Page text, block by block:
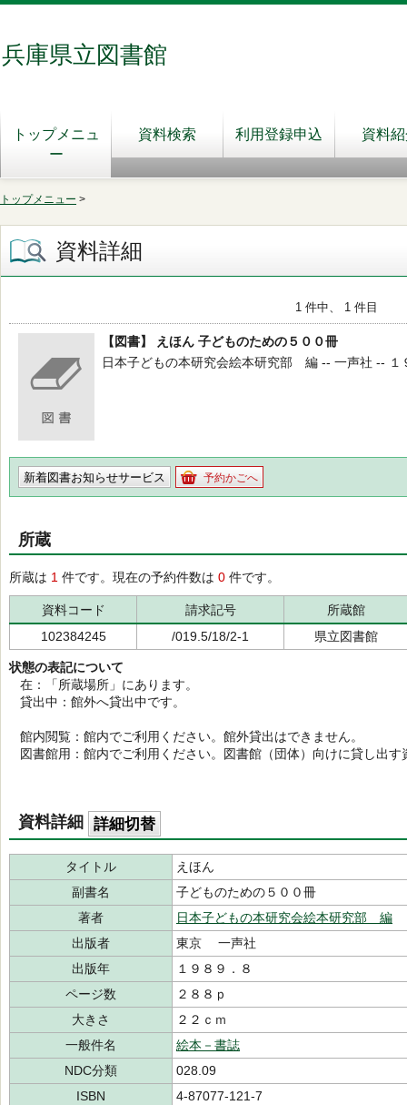
兵庫県立図書館
トップメニュ
ー
資料検索 利用登録申込 資料
トップメニュー >
資料詳細
1 件中、 1 件目
【図書】 えほん 子どものための５００冊
日本子どもの本研究会絵本研究部 編 -- 一声社 -- １
新着図書お知らせサービス 予約かごへ
所蔵
所蔵は 1 件です。現在の予約件数は 0 件です。
資料コード 請求記号
所蔵館
102384245
/019.5/18/2-1 県立図書館
状態の表記について
在：「所蔵場所」にあります。
貸出中：館外へ貸出中です。
館内閲覧：館内でご利用ください。館外貸出はできません。
図書館用：館内でご利用ください。図書館（団体）向けに貸し出す
資料詳細 詳細切替
タイトル
えほん
副書名
子どものための５００冊
著者
日本子どもの本研究会絵本研究部 編
出版者
東京 一声社
出版年
１９８９．８
ページ数
２８８ｐ
大きさ
２２ｃｍ
一般件名
絵本－書誌
NDC分類
028.09
ISBN
4-87077-121-7